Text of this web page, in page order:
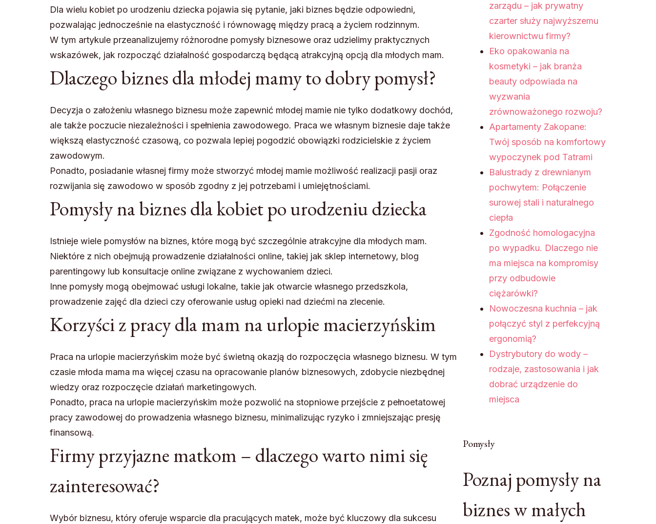
Dla wielu kobiet po urodzeniu dziecka pojawia się pytanie, jaki biznes będzie odpowiedni,
pozwalając jednocześnie na elastyczność i równowagę między pracą a życiem rodzinnym.
W tym artykule przeanalizujemy różnorodne pomysły biznesowe oraz udzielimy praktycznych
wskazówek, jak rozpocząć działalność gospodarczą będącą atrakcyjną opcją dla młodych mam.
Dlaczego biznes dla młodej mamy to dobry pomysł?
Decyzja o założeniu własnego biznesu może zapewnić młodej mamie nie tylko dodatkowy dochód,
ale także poczucie niezależności i spełnienia zawodowego. Praca we własnym biznesie daje także
większą elastyczność czasową, co pozwala lepiej pogodzić obowiązki rodzicielskie z życiem
zawodowym.
Ponadto, posiadanie własnej firmy może stworzyć młodej mamie możliwość realizacji pasji oraz
rozwijania się zawodowo w sposób zgodny z jej potrzebami i umiejętnościami.
Pomysły na biznes dla kobiet po urodzeniu dziecka
Istnieje wiele pomysłów na biznes, które mogą być szczególnie atrakcyjne dla młodych mam.
Niektóre z nich obejmują prowadzenie działalności online, takiej jak sklep internetowy, blog
parentingowy lub konsultacje online związane z wychowaniem dzieci.
Inne pomysły mogą obejmować usługi lokalne, takie jak otwarcie własnego przedszkola,
prowadzenie zajęć dla dzieci czy oferowanie usług opieki nad dziećmi na zlecenie.
Korzyści z pracy dla mam na urlopie macierzyńskim
Praca na urlopie macierzyńskim może być świetną okazją do rozpoczęcia własnego biznesu. W tym
czasie młoda mama ma więcej czasu na opracowanie planów biznesowych, zdobycie niezbędnej
wiedzy oraz rozpoczęcie działań marketingowych.
Ponadto, praca na urlopie macierzyńskim może pozwolić na stopniowe przejście z pełnoetatowej
pracy zawodowej do prowadzenia własnego biznesu, minimalizując ryzyko i zmniejszając presję
finansową.
Firmy przyjazne matkom – dlaczego warto nimi się
zainteresować?
Wybór biznesu, który oferuje wsparcie dla pracujących matek, może być kluczowy dla sukcesu
zarządu – jak prywatny
czarter służy najwyższemu
kierownictwu firmy?
Eko opakowania na
kosmetyki – jak branża
beauty odpowiada na
wyzwania
zrównoważonego rozwoju?
Apartamenty Zakopane:
Twój sposób na komfortowy
wypoczynek pod Tatrami
Balustrady z drewnianym
pochwytem: Połączenie
surowej stali i naturalnego
ciepła
Zgodność homologacyjna
po wypadku. Dlaczego nie
ma miejsca na kompromisy
przy odbudowie
ciężarówki?
Nowoczesna kuchnia – jak
połączyć styl z perfekcyjną
ergonomią?
Dystrybutory do wody –
rodzaje, zastosowania i jak
dobrać urządzenie do
miejsca
Pomysły
Poznaj pomysły na
biznes w małych